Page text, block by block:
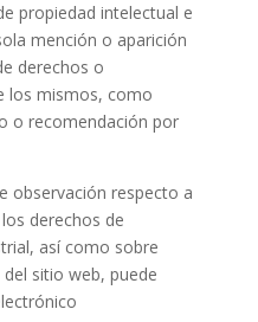
propiedad intelectual e
mención o aparición
derechos o
los mismos, como
o recomendación por
observación respecto a
derechos de
así como sobre
sitio web, puede